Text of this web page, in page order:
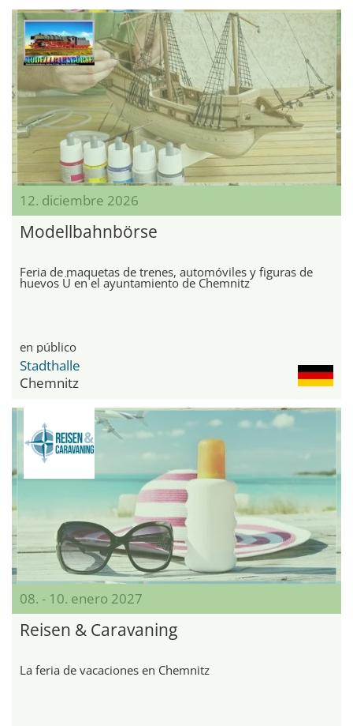
12. diciembre 2026
Modellbahnbörse
Feria de maquetas de trenes, automóviles y figuras de
huevos Ü en el ayuntamiento de Chemnitz
en público
Stadthalle
Chemnitz
08. - 10. enero 2027
Reisen & Caravaning
La feria de vacaciones en Chemnitz